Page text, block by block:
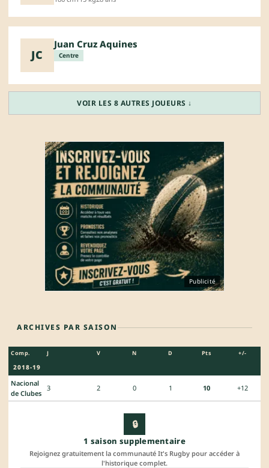
JC
Juan Cruz Aquines
Centre
VOIR LES 8 AUTRES JOUEURS ↓
Publicité
ARCHIVES PAR SAISON
Comp. J V N D Pts +/-
2018-19
Nacional
de Clubes
3 2 0 1 10 +12
🔒
1 saison supplementaire
Rejoignez gratuitement la communauté It's Rugby pour accéder à
l'historique complet.